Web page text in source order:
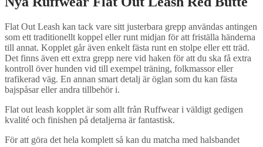
Flat Out Leash kan tack vare sitt justerbara grepp användas antingen
som ett traditionellt koppel eller runt midjan för att friställa händerna
till annat. Kopplet går även enkelt fästa runt en stolpe eller ett träd.
Det finns även ett extra grepp nere vid haken för att du ska få extra
kontroll över hunden vid till exempel träning, folkmassor eller
trafikerad väg. En annan smart detalj är öglan som du kan fästa
bajspåsar eller andra tillbehör i.
Flat out leash kopplet är som allt från Ruffwear i väldigt gedigen
kvalité och finishen på detaljerna är fantastisk.
För att göra det hela komplett så kan du matcha med halsbandet